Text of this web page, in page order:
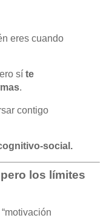
eres cuando
sí te
.
contigo
social.
los límites